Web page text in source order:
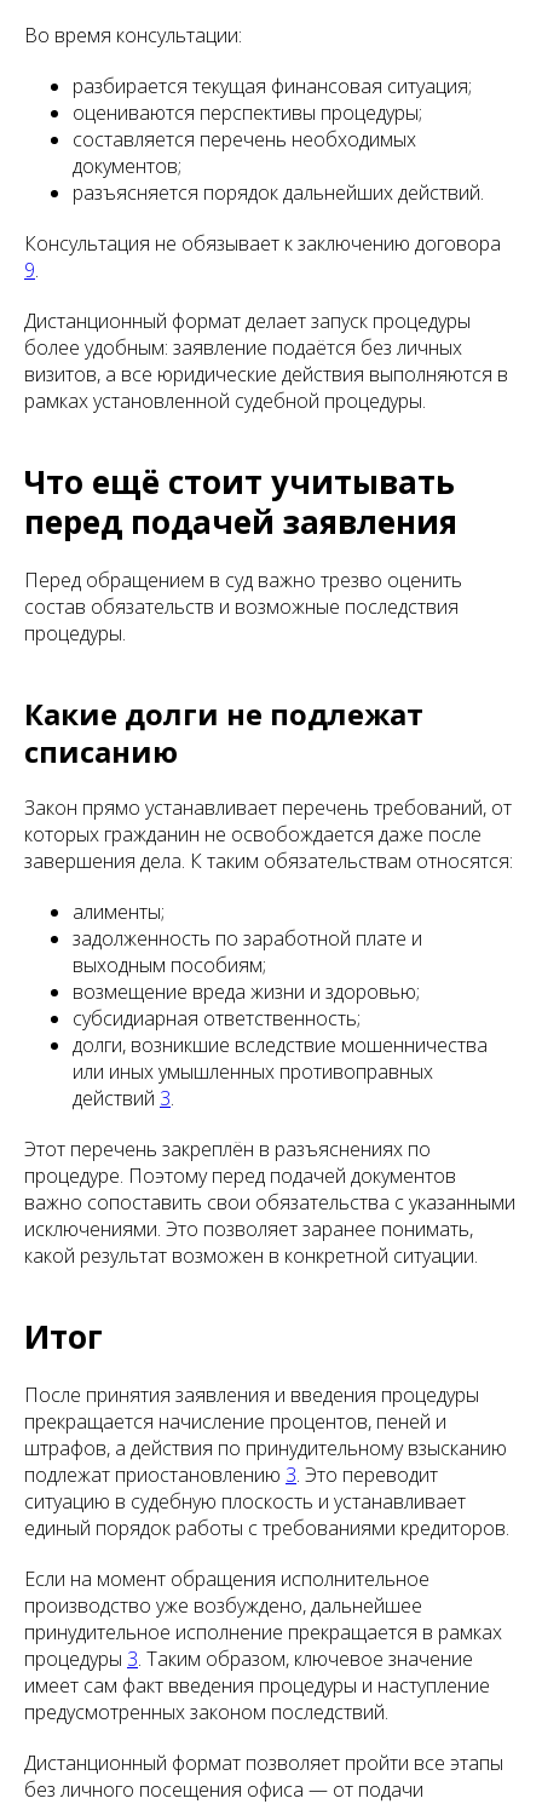
Во время консультации:
разбирается текущая финансовая ситуация;
оцениваются перспективы процедуры;
составляется перечень необходимых
документов;
разъясняется порядок дальнейших действий.
Консультация не обязывает к заключению договора
9.
Дистанционный формат делает запуск процедуры
более удобным: заявление подаётся без личных
визитов, а все юридические действия выполняются в
рамках установленной судебной процедуры.
Что ещё стоит учитывать
перед подачей заявления
Перед обращением в суд важно трезво оценить
состав обязательств и возможные последствия
процедуры.
Какие долги не подлежат
списанию
Закон прямо устанавливает перечень требований, от
которых гражданин не освобождается даже после
завершения дела. К таким обязательствам относятся:
алименты;
задолженность по заработной плате и
выходным пособиям;
возмещение вреда жизни и здоровью;
субсидиарная ответственность;
долги, возникшие вследствие мошенничества
или иных умышленных противоправных
действий 3.
Этот перечень закреплён в разъяснениях по
процедуре. Поэтому перед подачей документов
важно сопоставить свои обязательства с указанными
исключениями. Это позволяет заранее понимать,
какой результат возможен в конкретной ситуации.
Итог
После принятия заявления и введения процедуры
прекращается начисление процентов, пеней и
штрафов, а действия по принудительному взысканию
подлежат приостановлению 3. Это переводит
ситуацию в судебную плоскость и устанавливает
единый порядок работы с требованиями кредиторов.
Если на момент обращения исполнительное
производство уже возбуждено, дальнейшее
принудительное исполнение прекращается в рамках
процедуры 3. Таким образом, ключевое значение
имеет сам факт введения процедуры и наступление
предусмотренных законом последствий.
Дистанционный формат позволяет пройти все этапы
без личного посещения офиса — от подачи